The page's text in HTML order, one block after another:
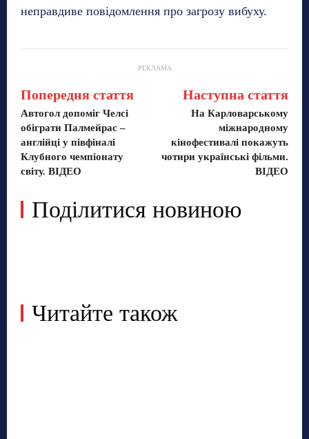
неправдиве повідомлення про загрозу вибуху.
РЕКЛАМА
Попередня стаття
Автогол допоміг Челсі
обіграти Палмейрас –
англійці у півфіналі
Клубного чемпіонату
світу. ВІДЕО
Наступна стаття
На Карловарському
міжнародному
кінофестивалі покажуть
чотири українські фільми.
ВІДЕО
Поділитися новиною
Читайте також